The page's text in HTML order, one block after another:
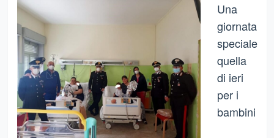
Una
giornata
speciale
quella
di ieri
per i
bambini